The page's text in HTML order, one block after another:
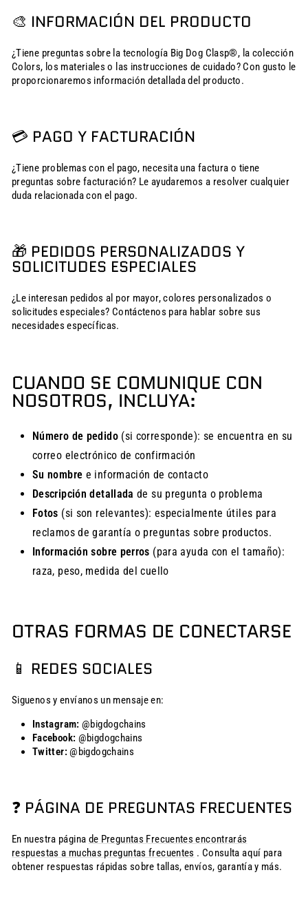
🎨 INFORMACIÓN DEL PRODUCTO
¿Tiene preguntas sobre la tecnología Big Dog Clasp®, la colección
Colors, los materiales o las instrucciones de cuidado? Con gusto le
proporcionaremos información detallada del producto.
💳 PAGO Y FACTURACIÓN
¿Tiene problemas con el pago, necesita una factura o tiene
preguntas sobre facturación? Le ayudaremos a resolver cualquier
duda relacionada con el pago.
🎁 PEDIDOS PERSONALIZADOS Y
SOLICITUDES ESPECIALES
¿Le interesan pedidos al por mayor, colores personalizados o
solicitudes especiales? Contáctenos para hablar sobre sus
necesidades específicas.
CUANDO SE COMUNIQUE CON
NOSOTROS, INCLUYA:
Número de pedido(si corresponde): se encuentra en su
correo electrónico de confirmación
Su nombre e información de contacto
Descripción detallada de su pregunta o problema
Fotos (si son relevantes): especialmente útiles para
reclamos de garantía o preguntas sobre productos.
Información sobre perros (para ayuda con el tamaño):
raza, peso, medida del cuello
OTRAS FORMAS DE CONECTARSE
📱 REDES SOCIALES
Siguenos y envíanos un mensaje en:
Instagram: @bigdogchains
Facebook: @bigdogchains
Twitter: @bigdogchains
❓ PÁGINA DE PREGUNTAS FRECUENTES
En nuestra página de Preguntas Frecuentes encontrarás
respuestas a muchas preguntas frecuentes . Consulta aquí para
obtener respuestas rápidas sobre tallas, envíos, garantía y más.